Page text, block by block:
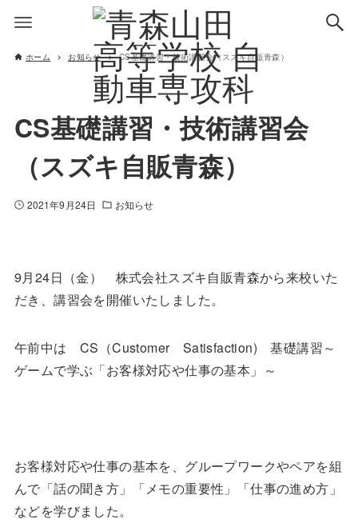
ホーム お知らせ CS基礎講習・技術講習会（スズキ自販青森）
CS基礎講習・技術講習会
（スズキ自販青森）
2021年9月24日 お知らせ
9月24日（金） 株式会社スズキ自販青森から来校いた
だき、講習会を開催いたしました。
午前中は CS（Customer Satisfaction) 基礎講習～
ゲームで学ぶ「お客様対応や仕事の基本」～
お客様対応や仕事の基本を、グループワークやペアを組
んで「話の聞き方」「メモの重要性」「仕事の進め方」
などを学びました。